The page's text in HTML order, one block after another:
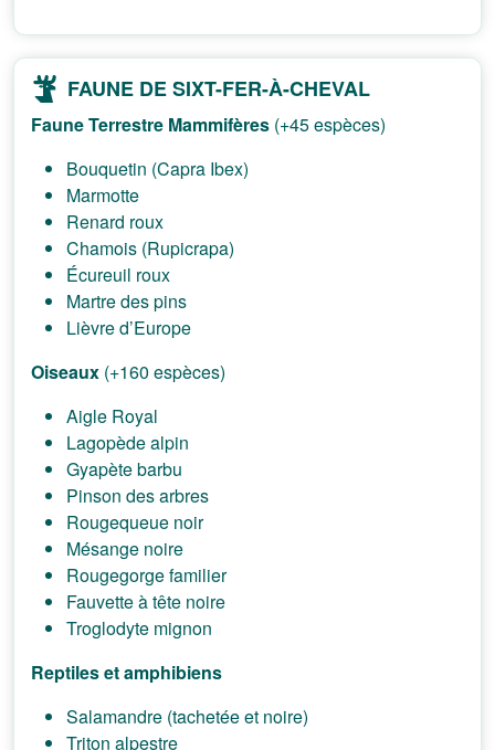
FAUNE DE SIXT-FER-À-CHEVAL
Faune Terrestre Mammifères (+45 espèces)
Bouquetin (Capra Ibex)
Marmotte
Renard roux
Chamois (Rupicrapa)
Écureuil roux
Martre des pins
Lièvre d’Europe
Oiseaux (+160 espèces)
Aigle Royal
Lagopède alpin
Gyapète barbu
Pinson des arbres
Rougequeue noir
Mésange noire
Rougegorge familier
Fauvette à tête noire
Troglodyte mignon
Reptiles et amphibiens
Salamandre (tachetée et noire)
Triton alpestre